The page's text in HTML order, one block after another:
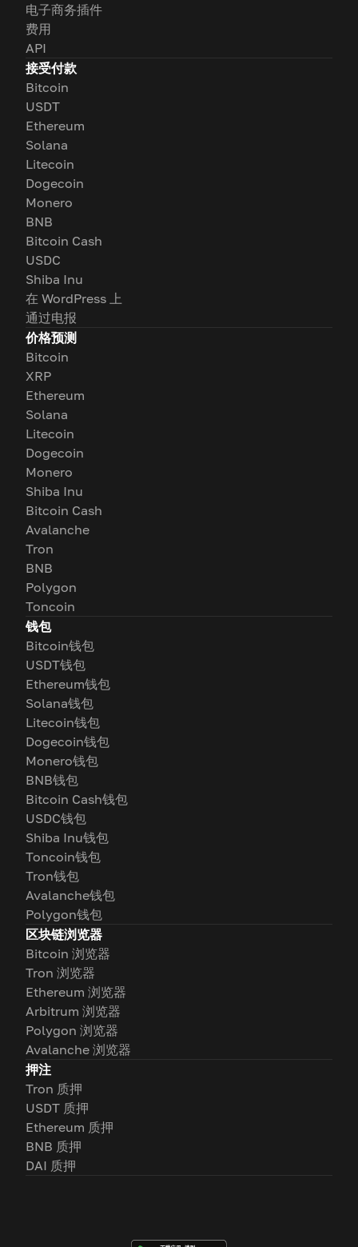
电子商务插件
费用
API
接受付款
Bitcoin
USDT
Ethereum
Solana
Litecoin
Dogecoin
Monero
BNB
Bitcoin Cash
USDC
Shiba Inu
在 WordPress 上
通过电报
价格预测
Bitcoin
XRP
Ethereum
Solana
Litecoin
Dogecoin
Monero
Shiba Inu
Bitcoin Cash
Avalanche
Tron
BNB
Polygon
Toncoin
钱包
Bitcoin钱包
USDT钱包
Ethereum钱包
Solana钱包
Litecoin钱包
Dogecoin钱包
Monero钱包
BNB钱包
Bitcoin Cash钱包
USDC钱包
Shiba Inu钱包
Toncoin钱包
Tron钱包
Avalanche钱包
Polygon钱包
区块链浏览器
Bitcoin 浏览器
Tron 浏览器
Ethereum 浏览器
Arbitrum 浏览器
Polygon 浏览器
Avalanche 浏览器
押注
Tron 质押
USDT 质押
Ethereum 质押
BNB 质押
DAI 质押